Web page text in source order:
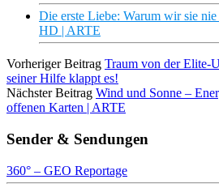
Die erste Liebe: Warum wir sie
HD | ARTE
Vorheriger Beitrag Traum von der Elite-
seiner Hilfe klappt es!
Nächster Beitrag Wind und Sonne –
offenen Karten | ARTE
Sender & Sendungen
360° – GEO Reportage